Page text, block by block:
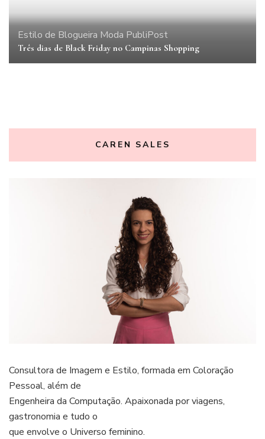
Estilo de Blogueira Moda PubliPost
Três dias de Black Friday no Campinas Shopping
CAREN SALES
Consultora de Imagem e Estilo, formada em Coloração
Pessoal, além de
Engenheira da Computação. Apaixonada por viagens,
gastronomia e tudo o
que envolve o Universo feminino.